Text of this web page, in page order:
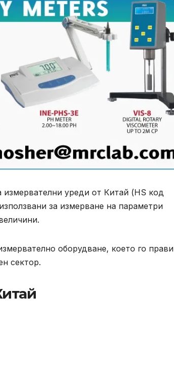
измервателни уреди от Китай (HS код
за измерване на параметри
оборудване, което го прави
сектор.